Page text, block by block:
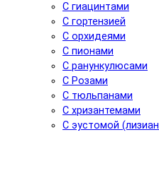
С гиацинтами
С гортензией
С орхидеями
С пионами
С ранункулюсами
С Розами
С тюльпанами
С хризантемами
С эустомой